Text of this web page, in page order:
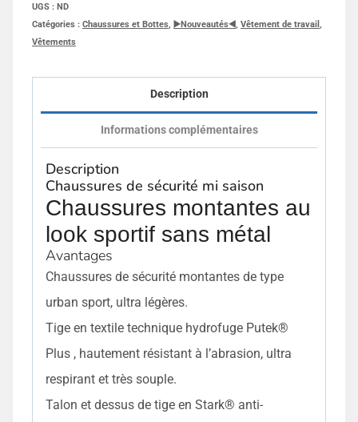
UGS : ND
Catégories : Chaussures et Bottes ▶️Nouveautés◀️ Vêtement de travail
Vêtements
Description
Informations complémentaires
Description
Chaussures de sécurité mi saison
Chaussures montantes au
look sportif sans métal
Avantages
Chaussures de sécurité montantes de type
urban sport, ultra légères.
Tige en textile technique hydrofuge Putek®
Plus , hautement résistant à l’abrasion, ultra
respirant et très souple.
Talon et dessus de tige en Stark® anti-